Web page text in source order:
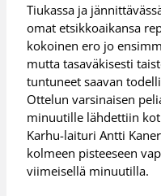
Tiukassa ja
omat etsikkoaikansa
kokoinen ero jo
mutta tasaväkisesti
tuntuneet saavan
Ottelun varsinaisen
minuutille lähdettiin
Karhu-laituri Antti
kolmeen pisteeseen
viimeisellä minuutilla.